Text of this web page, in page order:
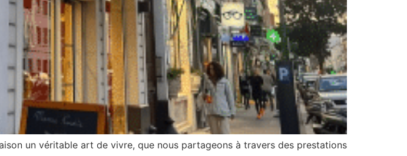
un véritable art de vivre, que nous partageons à travers des prestations